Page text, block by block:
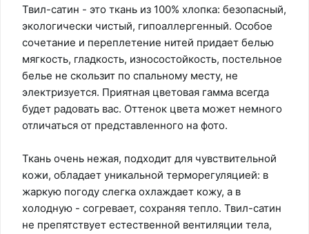
Твил-сатин - это ткань из 100% хлопка: безопасный,
экологически чистый, гипоаллергенный. Особое
сочетание и переплетение нитей придает белью
мягкость, гладкость, износостойкость, постельное
белье не скользит по спальному месту, не
электризуется. Приятная цветовая гамма всегда
будет радовать вас. Оттенок цвета может немного
отличаться от представленного на фото.
Ткань очень нежая, подходит для чувствительной
кожи, обладает уникальной терморегуляцией: в
жаркую погоду слегка охлаждает кожу, а в
холодную - согревает, сохраняя тепло. Твил-сатин
не препятствует естественной вентиляции тела,